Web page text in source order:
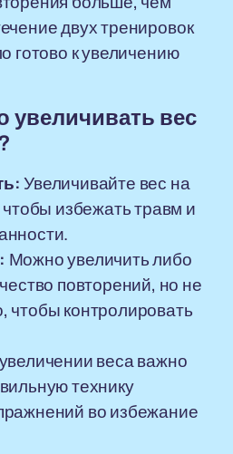
двух тренировок
готово к увеличению
увеличивать вес
Увеличивайте вес на
избежать травм и
Можно увеличить либо
повторений, но не
чтобы контролировать
веса важно
технику
во избежание